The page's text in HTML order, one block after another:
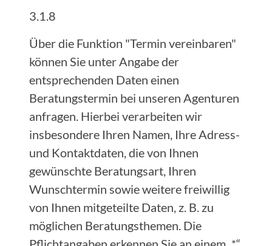
3.1.8
Über die Funktion "Termin vereinbaren"
können Sie unter Angabe der
entsprechenden Daten einen
Beratungstermin bei unseren Agenturen
anfragen. Hierbei verarbeiten wir
insbesondere Ihren Namen, Ihre Adress-
und Kontaktdaten, die von Ihnen
gewünschte Beratungsart, Ihren
Wunschtermin sowie weitere freiwillig
von Ihnen mitgeteilte Daten, z. B. zu
möglichen Beratungsthemen. Die